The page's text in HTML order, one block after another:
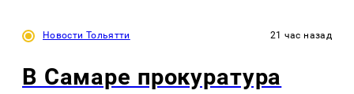
Новости Тольятти 21 час назад
В Самаре прокуратура